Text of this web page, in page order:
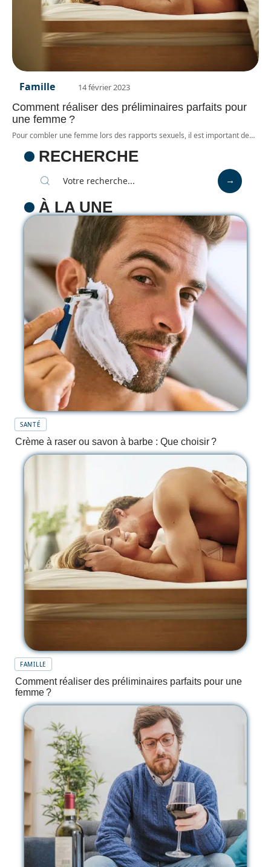
Famille 14 février 2023
Comment réaliser des préliminaires parfaits pour
une femme ?
Pour combler une femme lors des rapports sexuels, il est important de…
RECHERCHE
À LA UNE
SANTÉ
Crème à raser ou savon à barbe : Que choisir ?
FAMILLE
Comment réaliser des préliminaires parfaits pour une
femme ?